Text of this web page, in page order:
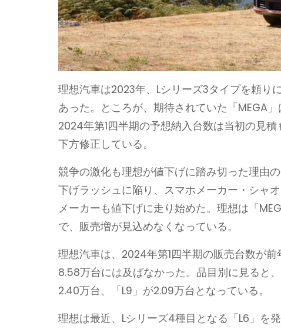
理想汽車は2023年、Lシリーズ3タイプを頼り
あった。ところが、期待されていた「MEGA
2024年第1四半期の予想納入台数は当初の見
下方修正している。
競争の激化も理想が値下げに踏み切った理由
下げラッシュに陥り、スマホメーカー・シャ
メーカーも値下げに走り始めた。理想は「
で、販売増が見込めなくなっている。
理想汽車は、2024年第1四半期の販売台数が
8.58万台には及ばなかった。品目別に見ると
2.40万台、「L9」が2.09万台となっている。
理想は最近、Lシリーズ4種目となる「L6」を